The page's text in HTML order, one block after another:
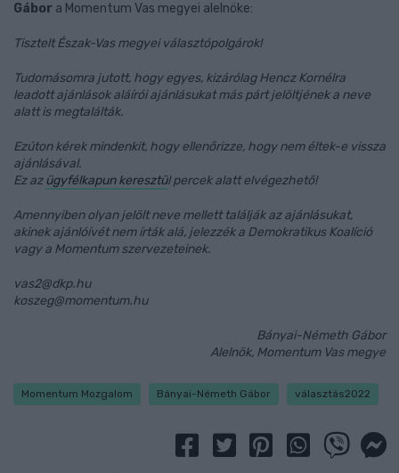
Gábor a Momentum Vas megyei alelnöke:
Tisztelt Észak-Vas megyei választópolgárok!
Tudomásomra jutott, hogy egyes, kizárólag Hencz Kornélra
leadott ajánlások aláírói ajánlásukat más párt jelöltjének a neve
alatt is megtalálták.
Ezúton kérek mindenkit, hogy ellenőrizze, hogy nem éltek-e vissza
ajánlásával.
Ez az ügyfélkapun keresztül percek alatt elvégezhető!
Amennyiben olyan jelölt neve mellett találják az ajánlásukat,
akinek ajánlóívét nem írták alá, jelezzék a Demokratikus Koalíció
vagy a Momentum szervezeteinek.
vas2@dkp.hu
koszeg@momentum.hu
Bányai-Németh Gábor
Alelnök, Momentum Vas megye
Momentum Mozgalom Bányai-Németh Gábor választás2022